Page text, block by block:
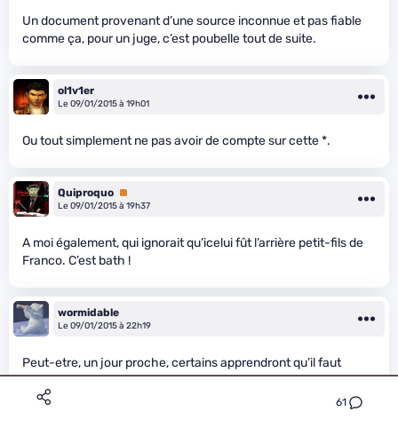
61
Un document provenant d’une source inconnue et pas fiable
comme ça, pour un juge, c’est poubelle tout de suite.
ol1v1er
Le 09/01/2015 à 19h01
Ou tout simplement ne pas avoir de compte sur cette *.
Quiproquo Premium
Le 09/01/2015 à 19h37
A moi également, qui ignorait qu’icelui fût l’arrière petit-fils de
Franco. C’est bath !
wormidable
Le 09/01/2015 à 22h19
Peut-etre, un jour proche, certains apprendront qu’il faut
arreter de poster n’importe quoi sur Internet. (Et qu’ils
n’auraient meme pas du commencer, idealement.)